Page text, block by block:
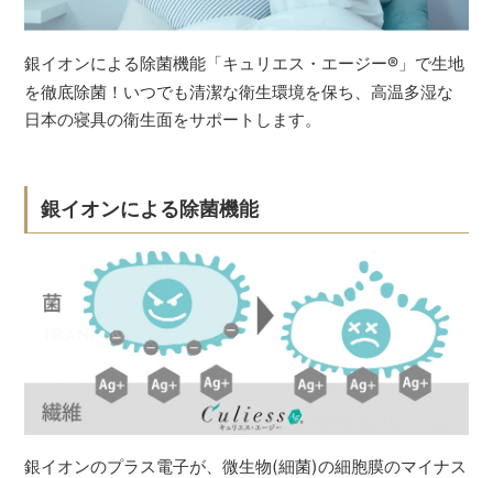
銀イオンによる除菌機能「キュリエス・エージー® 」で生地
を徹底除菌！いつでも清潔な衛生環境を保ち、高温多湿な
日本の寝具の衛生面をサポートします。
銀イオンによる除菌機能
銀イオンのプラス電子が、微生物(細菌)の細胞膜のマイナス